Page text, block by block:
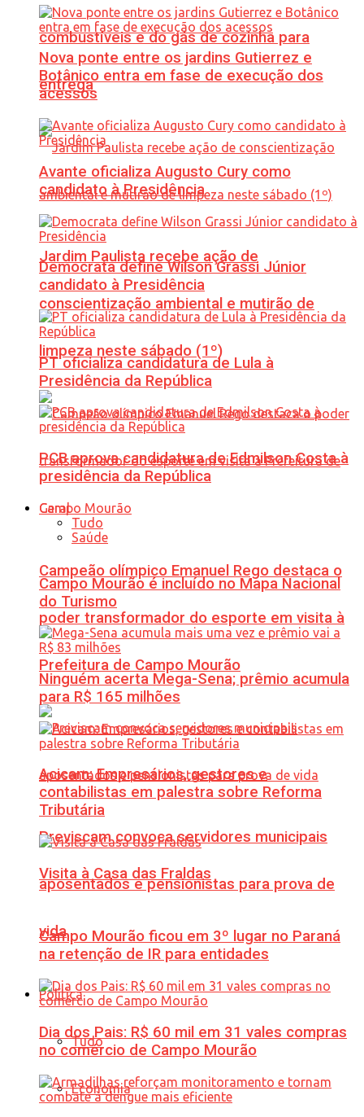
combustíveis e do gás de cozinha para
entrega
Jardim Paulista recebe ação de
conscientização ambiental e mutirão de
limpeza neste sábado (1º)
Campeão olímpico Emanuel Rego destaca o
poder transformador do esporte em visita à
Prefeitura de Campo Mourão
Previscam convoca servidores municipais
aposentados e pensionistas para prova de
vida
Política
Tudo
Economia
Nova ponte entre os jardins Gutierrez e
Botânico entra em fase de execução dos
acessos
Avante oficializa Augusto Cury como
candidato à Presidência
Democrata define Wilson Grassi Júnior
candidato à Presidência
PT oficializa candidatura de Lula à
Presidência da República
PCB aprova candidatura de Edmilson Costa à
presidência da República
Geral
Tudo
Saúde
Campo Mourão é incluído no Mapa Nacional
do Turismo
Ninguém acerta Mega-Sena; prêmio acumula
para R$ 165 milhões
Acicam: Empresários, gestores e
contabilistas em palestra sobre Reforma
Tributária
Visita à Casa das Fraldas
Campo Mourão ficou em 3º lugar no Paraná
na retenção de IR para entidades
Dia dos Pais: R$ 60 mil em 31 vales compras
no comércio de Campo Mourão